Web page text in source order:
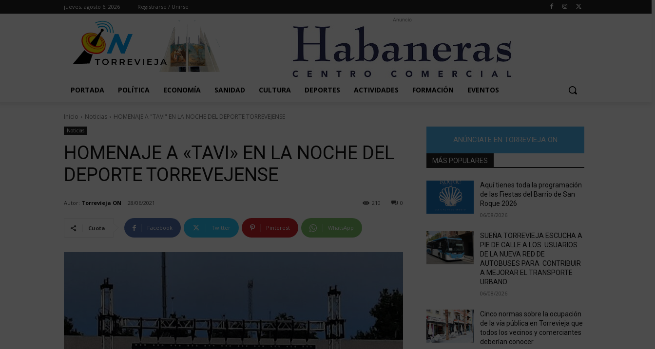
jueves, agosto 6, 2026 Registrarse / Unirse
Anuncio
PORTADA POLÍTICA ECONOMÍA SANIDAD CULTURA DEPORTES ACTIVIDADES FORMACIÓN EVENTOS
Inicio Noticias HOMENAJE A "TAVI" EN LA NOCHE DEL DEPORTE TORREVEJENSE
Noticias
HOMENAJE A «TAVI» EN LA NOCHE DEL
DEPORTE TORREVEJENSE
Autor: Torrevieja ON 28/06/2021 0
210
Cuota Facebook Twitter Pinterest WhatsApp
ANÚNCIATE EN TORREVIEJA ON
MÁS POPULARES
Aquí tienes toda la programación
de las Fiestas del Barrio de San
Roque 2026
06/08/2026
SUEÑA TORREVIEJA ESCUCHA A
PIE DE CALLE A LOS USUARIOS
DE LA NUEVA RED DE
AUTOBUSES PARA CONTRIBUIR
A MEJORAR EL TRANSPORTE
URBANO
06/08/2026
Cinco normas sobre la ocupación
de la vía pública en Torrevieja que
todos los vecinos y comerciantes
deberían conocer